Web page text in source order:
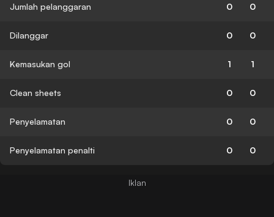
Jumlah pelanggaran 0 0
Dilanggar 0 0
Kemasukan gol 1 1
Clean sheets 0 0
Penyelamatan 0 0
Penyelamatan penalti 0 0